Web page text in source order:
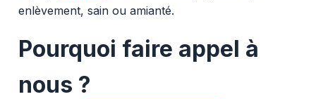
enlèvement, sain ou amianté.
Pourquoi faire appel à
nous ?